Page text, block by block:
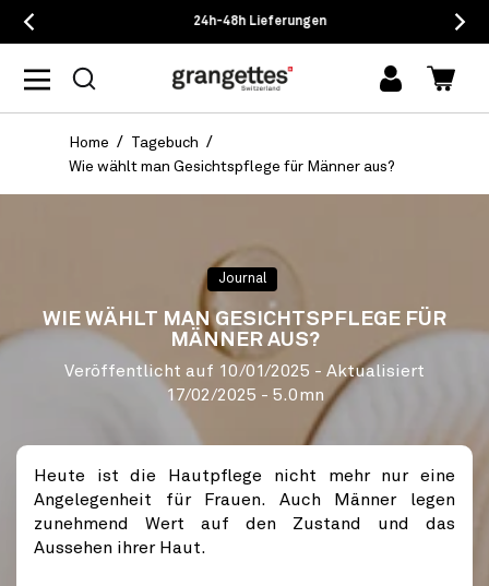
24h-48h Lieferungen
Einloggen
Home
Tagebuch
Wie wählt man Gesichtspflege für Männer aus?
Journal
WIE WÄHLT MAN GESICHTSPFLEGE FÜR
MÄNNER AUS?
Veröffentlicht auf 10/01/2025 - Aktualisiert
17/02/2025 - 5.0mn
Heute ist die Hautpflege nicht mehr nur eine
Angelegenheit für Frauen. Auch Männer legen
zunehmend Wert auf den Zustand und das
Aussehen ihrer Haut.